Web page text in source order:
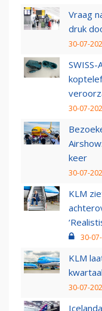
Vraag
druk
30-07-
30-07-
keer
30-07-
KLM
30-
KLM
30-07-